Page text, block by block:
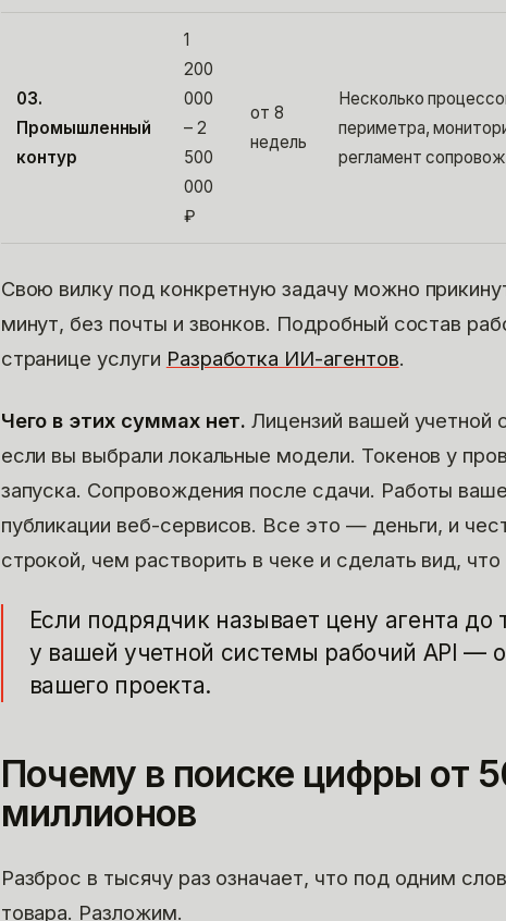
03.
Промышленный
контур
1
200
000
– 2
500
000
₽
от 8
недель
Несколько
периметра,
регламент
Свою вилку под конкретную задачу можно
минут, без почты и звонков. Подробный состав
странице услуги Разработка ИИ-агентов.
Чего в этих суммах нет. Лицензий вашей учетной
если вы выбрали локальные модели. Токенов у
запуска. Сопровождения после сдачи. Работы
публикации веб-сервисов. Все это — деньги, и
строкой, чем растворить в чеке и сделать вид,
Если подрядчик называет цену агента до
у вашей учетной системы рабочий API —
вашего проекта.
Почему в поиске цифры от
миллионов
Разброс в тысячу раз означает, что под одним
товара. Разложим.